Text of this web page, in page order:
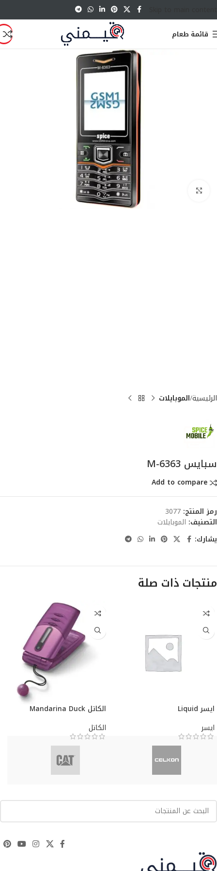
قائمة طعام
الرئيسية الموبايلات
سبايس M-6363
Add to compare
رمز المنتج: 3077
التصنيف: الموبايلات
يشارك:
منتجات ذات صلة
ايسر Liquid
ايسر
الكاتل Mandarina Duck
الكاتل